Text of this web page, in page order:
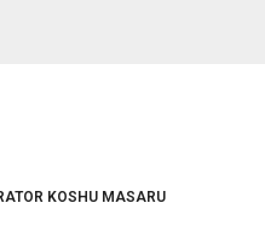
KOSHU MASARU